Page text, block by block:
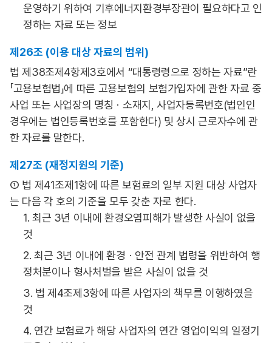
운영하기 위하여 기후에너지환경부장관이 필요하다고 인
정하는 자료 또는 정보
제26조 (이용 대상 자료의 범위)
법 제38조제4항제3호에서 “대통령령으로 정하는 자료”란
「고용보험법」에 따른 고용보험의 보험가입자에 관한 자료 중
사업 또는 사업장의 명칭ㆍ소재지, 사업자등록번호(법인인
경우에는 법인등록번호를 포함한다) 및 상시 근로자수에 관
한 자료를 말한다.
제27조 (재정지원의 기준)
① 법 제41조제1항에 따른 보험료의 일부 지원 대상 사업자
는 다음 각 호의 기준을 모두 갖춘 자로 한다.
1. 최근 3년 이내에 환경오염피해가 발생한 사실이 없을
것
2. 최근 3년 이내에 환경ㆍ안전 관계 법령을 위반하여 행
정처분이나 형사처벌을 받은 사실이 없을 것
3. 법 제4조제3항에 따른 사업자의 책무를 이행하였을
것
4. 연간 보험료가 해당 사업자의 연간 영업이익의 일정기